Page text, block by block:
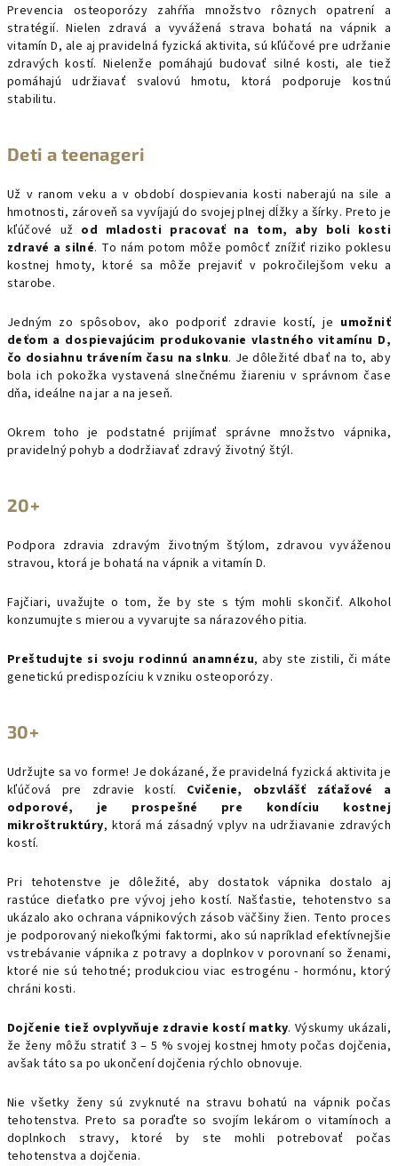
Prevencia osteoporózy zahŕňa množstvo rôznych opatrení a
stratégií. Nielen zdravá a vyvážená strava bohatá na vápnik a
vitamín D, ale aj pravidelná fyzická aktivita, sú kľúčové pre udržanie
zdravých kostí. Nielenže pomáhajú budovať silné kosti, ale tiež
pomáhajú udržiavať svalovú hmotu, ktorá podporuje kostnú
stabilitu.
Deti a teenageri
Už v ranom veku a v období dospievania kosti naberajú na sile a
hmotnosti, zároveň sa vyvíjajú do svojej plnej dĺžky a šírky. Preto je
kľúčové už od mladosti pracovať na tom, aby boli kosti
zdravé a silné. To nám potom môže pomôcť znížiť riziko poklesu
kostnej hmoty, ktoré sa môže prejaviť v pokročilejšom veku a
starobe.
Jedným zo spôsobov, ako podporiť zdravie kostí, je umožniť
deťom a dospievajúcim produkovanie vlastného vitamínu D,
čo dosiahnu trávením času na slnku. Je dôležité dbať na to, aby
bola ich pokožka vystavená slnečnému žiareniu v správnom čase
dňa, ideálne na jar a na jeseň.
Okrem toho je podstatné prijímať správne množstvo vápnika,
pravidelný pohyb a dodržiavať zdravý životný štýl.
20+
Podpora zdravia zdravým životným štýlom, zdravou vyváženou
stravou, ktorá je bohatá na vápnik a vitamín D.
Fajčiari, uvažujte o tom, že by ste s tým mohli skončiť. Alkohol
konzumujte s mierou a vyvarujte sa nárazového pitia.
Preštudujte si svoju rodinnú anamnézu, aby ste zistili, či máte
genetickú predispozíciu k vzniku osteoporózy.
30+
Udržujte sa vo forme! Je dokázané, že pravidelná fyzická aktivita je
kľúčová pre zdravie kostí. Cvičenie, obzvlášť záťažové a
odporové, je prospešné pre kondíciu kostnej
mikroštruktúry, ktorá má zásadný vplyv na udržiavanie zdravých
kostí.
Pri tehotenstve je dôležité, aby dostatok vápnika dostalo aj
rastúce dieťatko pre vývoj jeho kostí. Našťastie, tehotenstvo sa
ukázalo ako ochrana vápnikových zásob väčšiny žien. Tento proces
je podporovaný niekoľkými faktormi, ako sú napríklad efektívnejšie
vstrebávanie vápnika z potravy a doplnkov v porovnaní so ženami,
ktoré nie sú tehotné; produkciou viac estrogénu - hormónu, ktorý
chráni kosti.
Dojčenie tiež ovplyvňuje zdravie kostí matky. Výskumy ukázali,
že ženy môžu stratiť 3 – 5 % svojej kostnej hmoty počas dojčenia,
avšak táto sa po ukončení dojčenia rýchlo obnovuje.
Nie všetky ženy sú zvyknuté na stravu bohatú na vápnik počas
tehotenstva. Preto sa poraďte so svojím lekárom o vitamínoch a
doplnkoch stravy, ktoré by ste mohli potrebovať počas
tehotenstva a dojčenia.